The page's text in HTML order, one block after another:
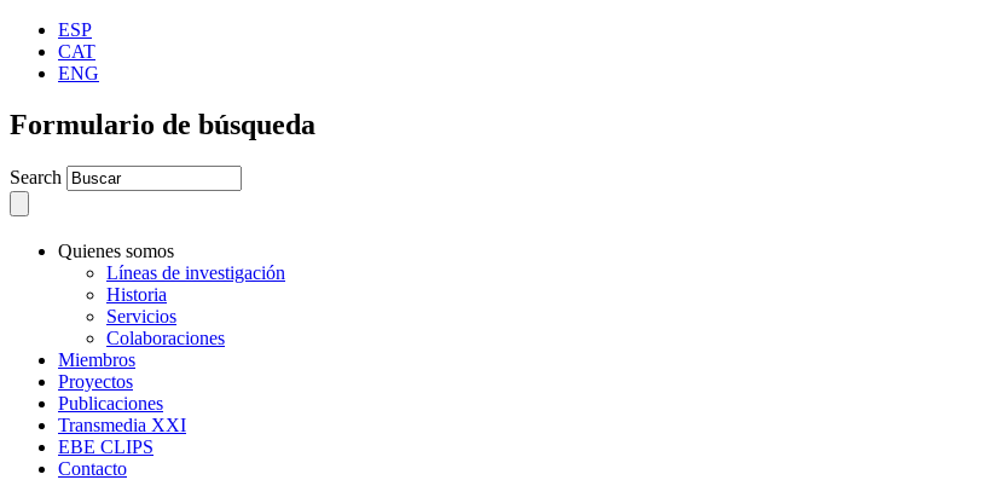
ESP
CAT
ENG
Formulario de búsqueda
Search
Quienes somos
Líneas de investigación
Historia
Servicios
Colaboraciones
Miembros
Proyectos
Publicaciones
Transmedia XXI
EBE CLIPS
Contacto